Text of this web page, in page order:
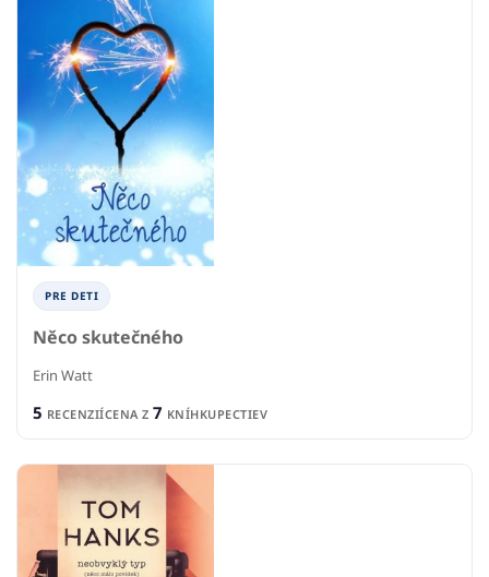
PRE DETI
Něco skutečného
Erin Watt
5 RECENZIÍCENA Z 7 KNÍHKUPECTIEV